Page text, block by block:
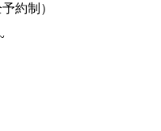
約制）